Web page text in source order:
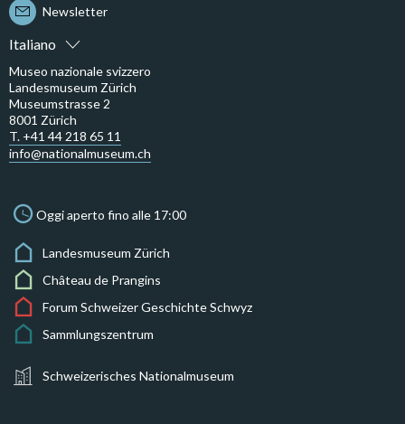
Italiano
Newsletter
Museo nazionale svizzero
Landesmuseum Zürich
Museumstrasse 2
8001 Zürich
T. +41 44 218 65 11
info@nationalmuseum.ch
Oggi aperto fino alle 17:00
Landesmuseum Zürich
Château de Prangins
Forum Schweizer Geschichte Schwyz
Sammlungszentrum
Schweizerisches Nationalmuseum